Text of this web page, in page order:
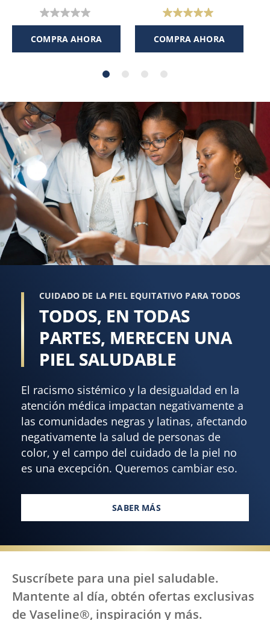
0.0
de
COMPRA AHORA
5.0
de
1
COMPRA AHORA
CUIDADO DE LA PIEL EQUITATIVO PARA TODOS
TODOS, EN TODAS
PARTES, MERECEN UNA
PIEL SALUDABLE
El racismo sistémico y la desigualdad en la
atención médica impactan negativamente a
las comunidades negras y latinas, afectando
negativamente la salud de personas de
color, y el campo del cuidado de la piel no
es una excepción. Queremos cambiar eso.
SABER MÁS
TODOS, EN TODAS PARTES,
Suscríbete para una piel saludable.
Mantente al día, obtén ofertas exclusivas
de Vaseline®, inspiración y más.